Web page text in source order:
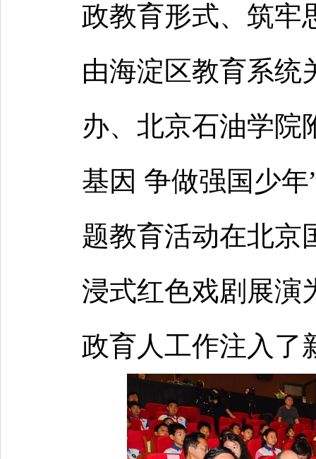
政教育形式、筑牢
由海淀区教育系统
办、北京石油学院
基因 争做强国少
题教育活动在北京
浸式红色戏剧展演
政育人工作注入了